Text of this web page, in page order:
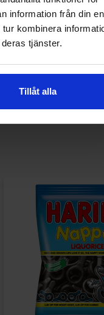
information från din
kombinera
tjänster.
Tillåt alla
18.83
Köp